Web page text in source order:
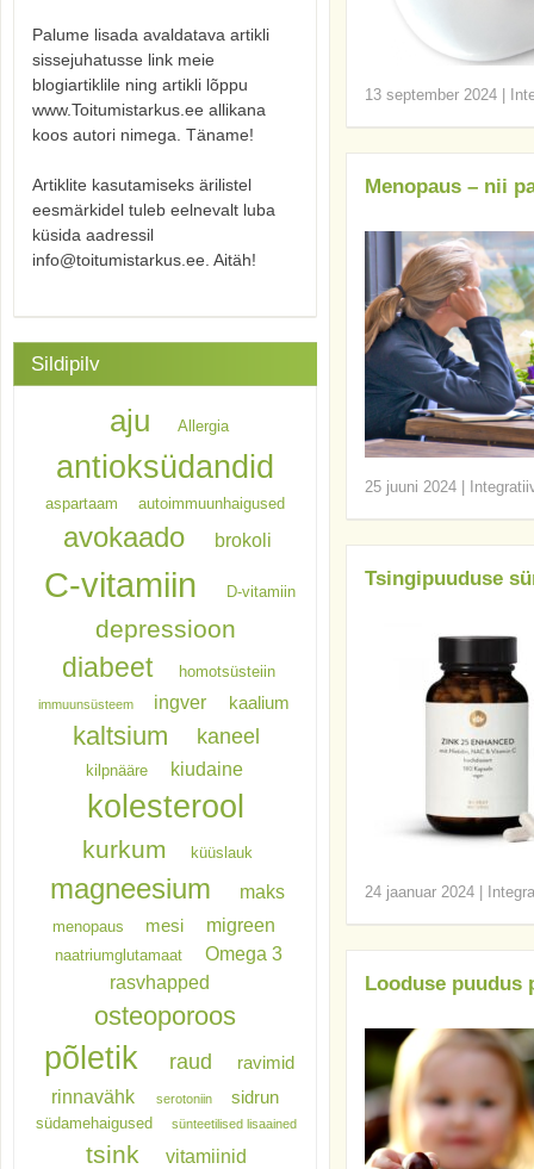
13 september 2024
Menopaus – nii
25 juuni 2024
Tsingipuuduse
24 jaanuar 2024
Looduse puudus
Palume lisada avaldatava artikli
sissejuhatusse link meie
blogiartiklile ning artikli lõppu
www.Toitumistarkus.ee allikana
koos autori nimega. Täname!
Artiklite kasutamiseks ärilistel
eesmärkidel tuleb eelnevalt luba
küsida aadressil
info@toitumistarkus.ee. Aitäh!
Sildipilv
aju Allergia
antioksüdandid
aspartaam autoimmuunhaigused
avokaado brokoli
C-vitamiin D-vitamiin
depressioon
diabeet homotsüsteiin
immuunsüsteem ingver kaalium
kaltsium kaneel
kilpnääre kiudaine
kolesterool
kurkum küüslauk
magneesium maks
menopaus mesi migreen
naatriumglutamaat
Omega 3
rasvhapped
osteoporoos
põletik raud ravimid
rinnavähk serotoniin sidrun
südamehaigused sünteetilised lisaained
tsink vitamiinid